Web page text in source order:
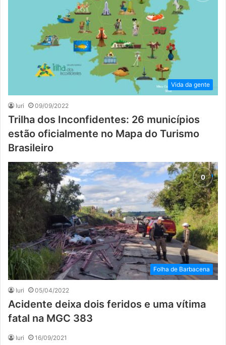
Vida da gente
Iuri 09/09/2022
Trilha dos Inconfidentes: 26 municípios
estão oficialmente no Mapa do Turismo
Brasileiro
Folha de Barbacena
Iuri 05/04/2022
Acidente deixa dois feridos e uma vítima
fatal na MGC 383
Iuri 16/09/2021